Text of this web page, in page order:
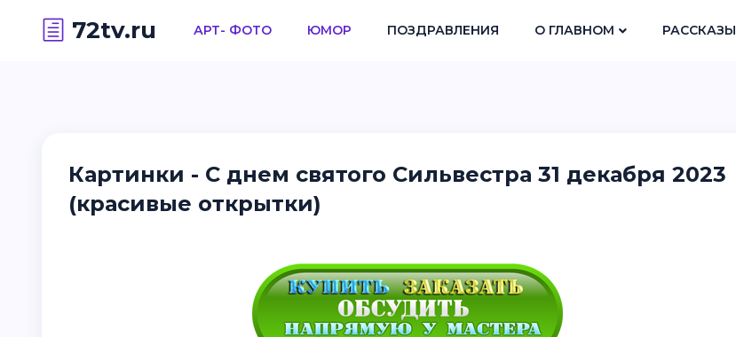
72tv.ru АРТ- ФОТО ЮМОР ПОЗДРАВЛЕНИЯ О ГЛАВНОМ РАССКАЗЫ
Картинки - С днем святого Сильвестра 31 декабря 2023
(красивые открытки)